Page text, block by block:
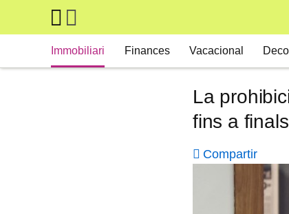
Skip to main content
Immobiliari Finances Vacacional Deco
La
fins a
Compartir